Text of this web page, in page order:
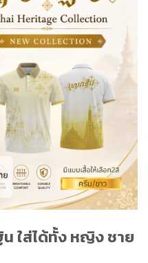
น ใส่ได้ทั้ง หญิง ชาย